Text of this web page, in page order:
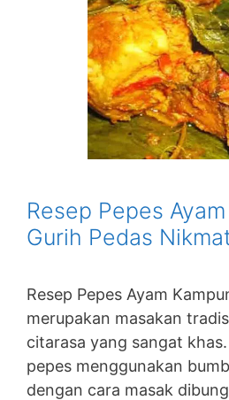
Resep Pepes
Gurih Pedas
Resep Pepes Ayam
merupakan masakan
citarasa yang sangat
pepes menggunakan
dengan cara masak